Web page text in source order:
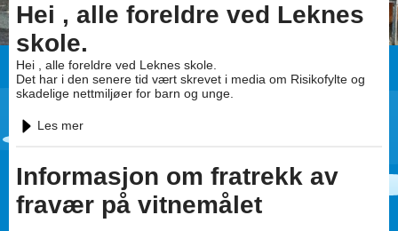
Hei , alle foreldre ved Leknes
skole.
Hei , alle foreldre ved Leknes skole.
Det har i den senere tid vært skrevet i media om Risikofylte og
skadelige nettmiljøer for barn og unge.
Les mer
Informasjon om fratrekk av
fravær på vitnemålet